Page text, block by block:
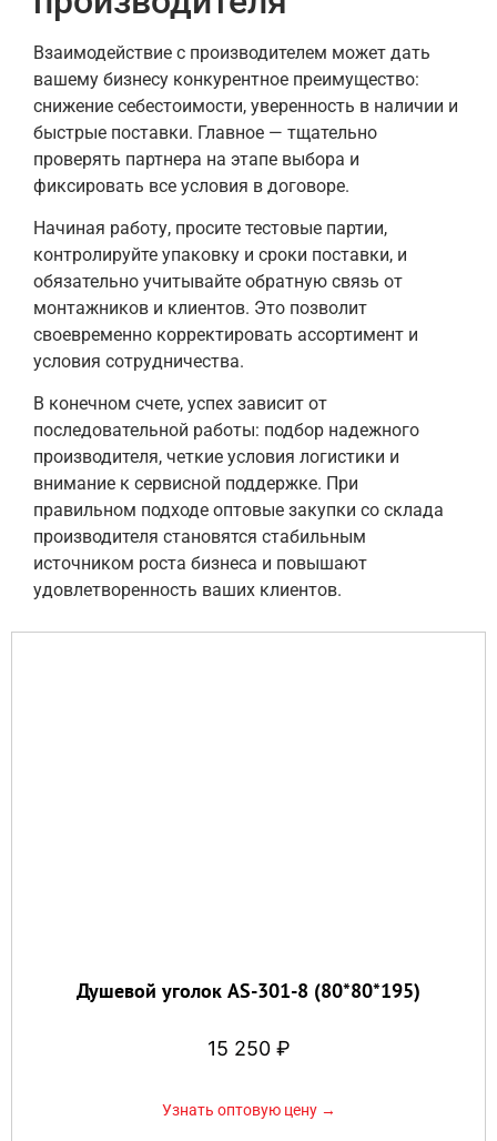
Взаимодействие с производителем может дать
вашему бизнесу конкурентное преимущество:
снижение себестоимости, уверенность в наличии и
быстрые поставки. Главное — тщательно
проверять партнера на этапе выбора и
фиксировать все условия в договоре.
Начиная работу, просите тестовые партии,
контролируйте упаковку и сроки поставки, и
обязательно учитывайте обратную связь от
монтажников и клиентов. Это позволит
своевременно корректировать ассортимент и
условия сотрудничества.
В конечном счете, успех зависит от
последовательной работы: подбор надежного
производителя, четкие условия логистики и
внимание к сервисной поддержке. При
правильном подходе оптовые закупки со склада
производителя становятся стабильным
источником роста бизнеса и повышают
удовлетворенность ваших клиентов.
Душевой уголок AS-301-8 (80*80*195)
15 250 ₽
Узнать оптовую цену →